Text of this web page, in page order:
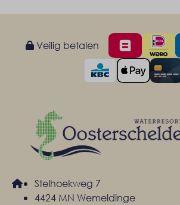
Veilig betalen
Stelhoekweg 7
4424 MN Wemeldinge